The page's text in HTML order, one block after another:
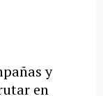
y
en